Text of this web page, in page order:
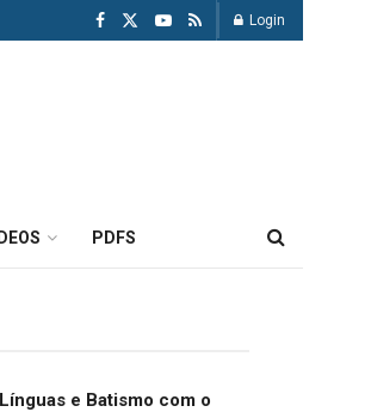
Login
PDFS
Línguas e Batismo com o